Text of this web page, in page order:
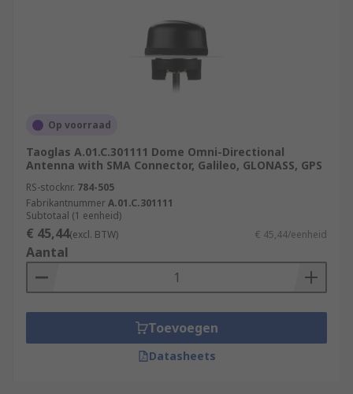
Op voorraad
Taoglas A.01.C.301111 Dome Omni-Directional
Antenna with SMA Connector, Galileo, GLONASS, GPS
RS-stocknr. 784-505
FabrikantnummerA.01.C.301111
Subtotaal (1 eenheid)
€ 45,44(excl. BTW) € 45,44/eenheid
Aantal
Toevoegen
Datasheets